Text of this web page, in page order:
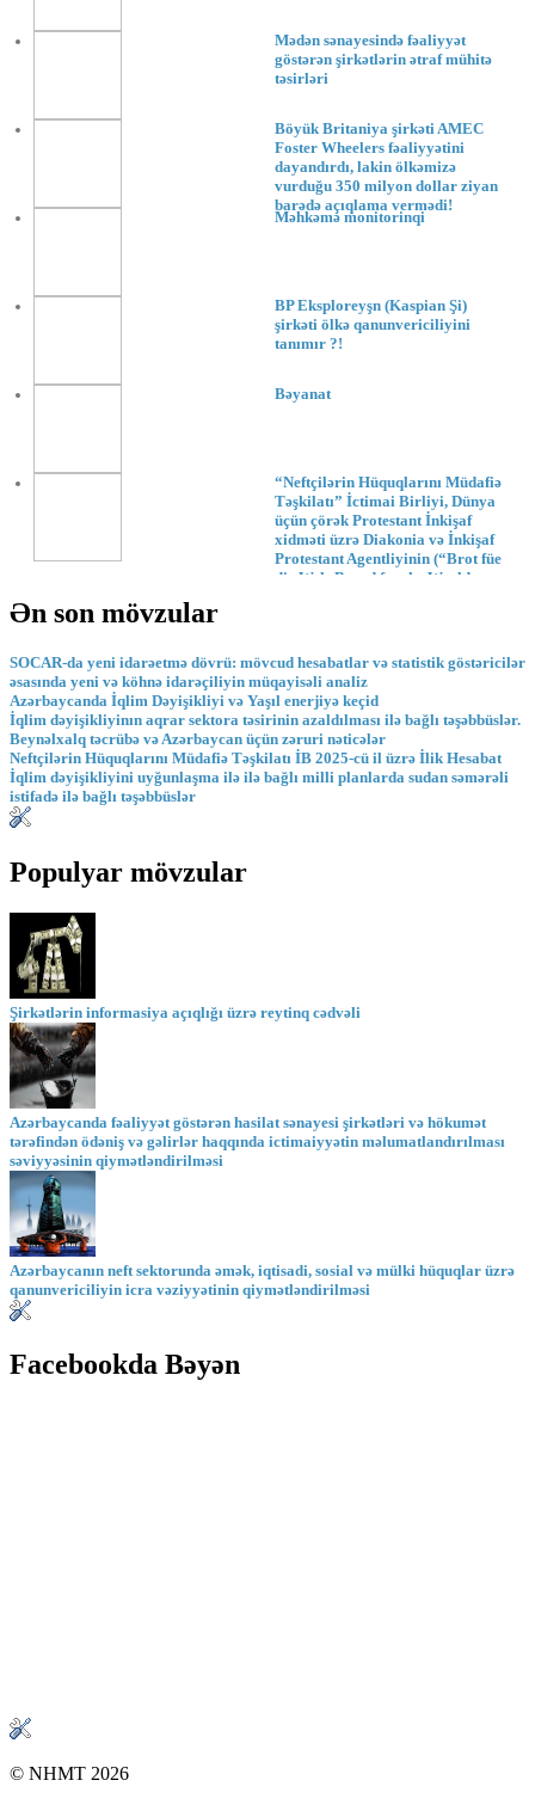
Mədən sənayesində fəaliyyət
göstərən şirkətlərin ətraf mühitə
təsirləri
Böyük Britaniya şirkəti AMEC
Foster Wheelers fəaliyyətini
dayandırdı, lakin ölkəmizə
vurduğu 350 milyon dollar ziyan
barədə açıqlama vermədi!
Məhkəmə monitorinqi
BP Eksploreyşn (Kaspian Şi)
şirkəti ölkə qanunvericiliyini
tanımır ?!
Bəyanat
“Neftçilərin Hüquqlarını Müdafiə
Təşkilatı” İctimai Birliyi, Dünya
üçün çörək Protestant İnkişaf
xidməti üzrə Diakonia və İnkişaf
Protestant Agentliyinin (“Brot füe
die Welt-Bread for the World
Ən son mövzular
SOCAR-da yeni idarəetmə dövrü: mövcud hesabatlar və statistik göstəricilər
əsasında yeni və köhnə idarəçiliyin müqayisəli analiz
Azərbaycanda İqlim Dəyişikliyi və Yaşıl enerjiyə keçid
İqlim dəyişikliyinın aqrar sektora təsirinin azaldılması ilə bağlı təşəbbüslər.
Beynəlxalq təcrübə və Azərbaycan üçün zəruri nəticələr
Neftçilərin Hüquqlarını Müdafiə Təşkilatı İB 2025-cü il üzrə İlik Hesabat
İqlim dəyişikliyini uyğunlaşma ilə ilə bağlı milli planlarda sudan səmərəli
istifadə ilə bağlı təşəbbüslər
Populyar mövzular
Şirkətlərin informasiya açıqlığı üzrə reytinq cədvəli
Azərbaycanda fəaliyyət göstərən hasilat sənayesi şirkətləri və hökumət
tərəfindən ödəniş və gəlirlər haqqında ictimaiyyətin məlumatlandırılması
səviyyəsinin qiymətləndirilməsi
Azərbaycanın neft sektorunda əmək, iqtisadi, sosial və mülki hüquqlar üzrə
qanunvericiliyin icra vəziyyətinin qiymətləndirilməsi
Facebookda Bəyən
© NHMT 2026